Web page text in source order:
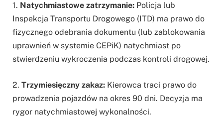
1. Natychmiastowe zatrzymanie: Policja lub
Inspekcja Transportu Drogowego (ITD) ma prawo do
fizycznego odebrania dokumentu (lub zablokowania
uprawnień w systemie CEPiK) natychmiast po
stwierdzeniu wykroczenia podczas kontroli drogowej.
2. Trzymiesięczny zakaz: Kierowca traci prawo do
prowadzenia pojazdów na okres 90 dni. Decyzja ma
rygor natychmiastowej wykonalności.